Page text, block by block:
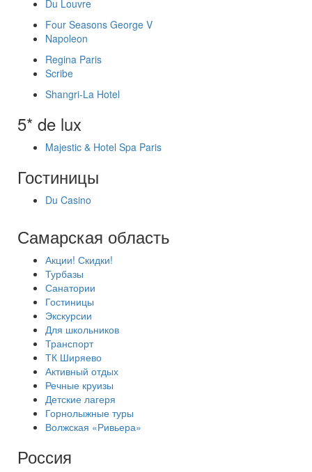
Du Louvre
Four Seasons George V
Napoleon
Regina Paris
Scribe
Shangri-La Hotel
5* de lux
Majestic & Hotel Spa Paris
Гостиницы
Du Casino
Самарская область
Акции! Скидки!
Турбазы
Санатории
Гостиницы
Экскурсии
Для школьников
Транспорт
ТК Ширяево
Активный отдых
Речные круизы
Детские лагеря
Горнолыжные туры
Волжская «Ривьера»
Россия